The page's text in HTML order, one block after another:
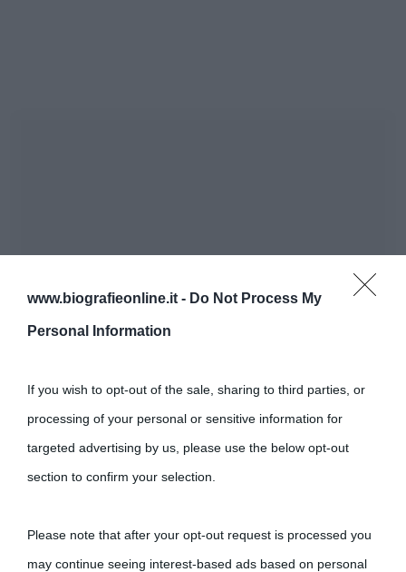
www.biografieonline.it - Do Not Process My
Personal Information
If you wish to opt-out of the sale, sharing to third parties, or
processing of your personal or sensitive information for
targeted advertising by us, please use the below opt-out
section to confirm your selection.
Please note that after your opt-out request is processed you
may continue seeing interest-based ads based on personal